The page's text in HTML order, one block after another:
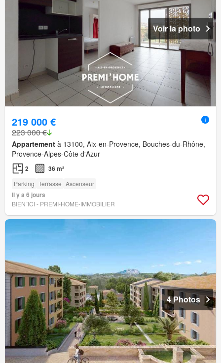
Voir la photo
219 000 €
223 000 €
Appartement à 13100, Aix-en-Provence, Bouches-du-Rhône,
Provence-Alpes-Côte d'Azur
2 36 m²
Parking Terrasse Ascenseur
Il y a 6 jours
BIEN´ICI - PREMI-HOME-IMMOBILIER
4 Photos